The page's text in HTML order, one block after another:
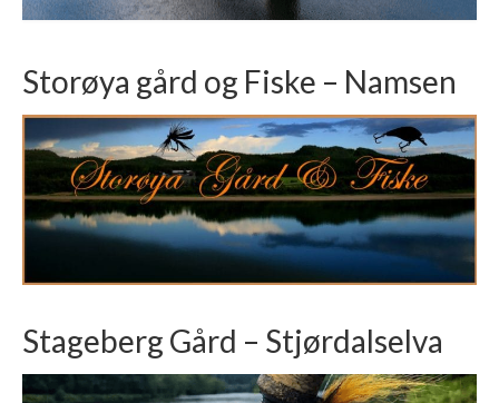
Storøya gård og Fiske – Namsen
Stageberg Gård – Stjørdalselva